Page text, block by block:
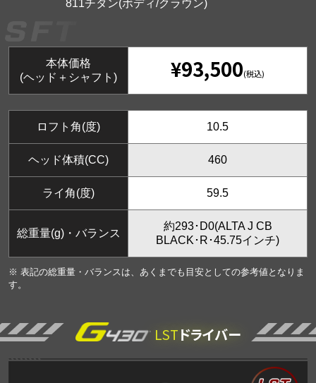
811チタン(ボディ/クラウン)
本体価格
(ヘッド＋シャフト)
¥93,500(税込)
ロフト角(度) 10.5
ヘッド体積(CC) 460
ライ角(度) 59.5
総重量(g)・バランス
約293･D0(ALTA J CB
BLACK･R･45.75インチ)
※ 表記の総重量・バランスは、あくまでも目安としての参考値となりま
す。
LSTドライバー